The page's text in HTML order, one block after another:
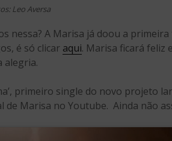
Leo Aversa
nessa? A Marisa já doou a
é só clicar aqui. Marisa ficará feliz
alegria.
primeiro single do novo projeto
de Marisa no Youtube. Ainda não